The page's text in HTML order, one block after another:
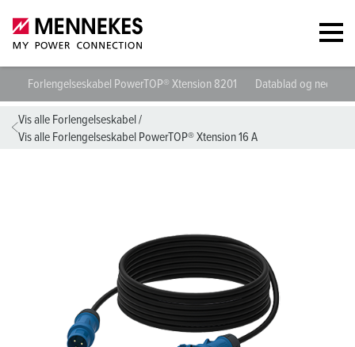
Forlengelseskabel PowerTOP® Xtension 8201 Datablad og
Vis alle Forlengelseskabel /
Vis alle Forlengelseskabel PowerTOP® Xtension 16 A